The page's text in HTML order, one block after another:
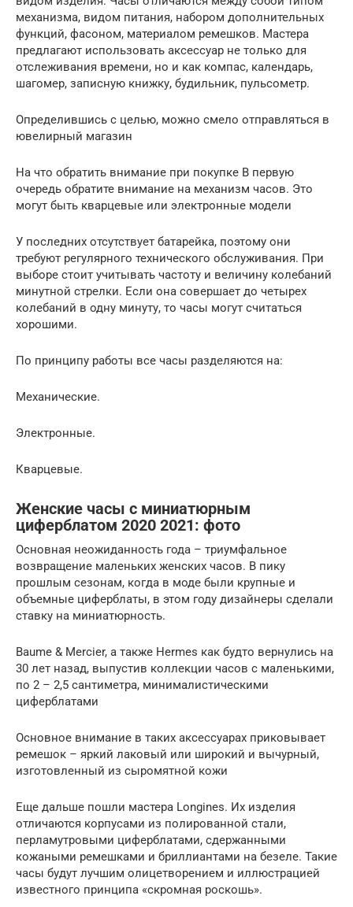
механизма, видом питания, набором дополнительных
функций, фасоном, материалом ремешков. Мастера
предлагают использовать аксессуар не только для
отслеживания времени, но и как компас, календарь,
шагомер, записную книжку, будильник, пульсометр.
Определившись с целью, можно смело отправляться в
ювелирный магазин
На что обратить внимание при покупке В первую
очередь обратите внимание на механизм часов. Это
могут быть кварцевые или электронные модели
У последних отсутствует батарейка, поэтому они
требуют регулярного технического обслуживания. При
выборе стоит учитывать частоту и величину колебаний
минутной стрелки. Если она совершает до четырех
колебаний в одну минуту, то часы могут считаться
хорошими.
По принципу работы все часы разделяются на:
Механические.
Электронные.
Кварцевые.
Женские часы с миниатюрным
циферблатом 2020 2021: фото
Основная неожиданность года – триумфальное
возвращение маленьких женских часов. В пику
прошлым сезонам, когда в моде были крупные и
объемные циферблаты, в этом году дизайнеры сделали
ставку на миниатюрность.
Baume & Mercier, а также Hermes как будто вернулись на
30 лет назад, выпустив коллекции часов с маленькими,
по 2 – 2,5 сантиметра, минималистическими
циферблатами
Основное внимание в таких аксессуарах приковывает
ремешок – яркий лаковый или широкий и вычурный,
изготовленный из сыромятной кожи
Еще дальше пошли мастера Longines. Их изделия
отличаются корпусами из полированной стали,
перламутровыми циферблатами, сдержанными
кожаными ремешками и бриллиантами на безеле. Такие
часы будут лучшим олицетворением и иллюстрацией
известного принципа «скромная роскошь».